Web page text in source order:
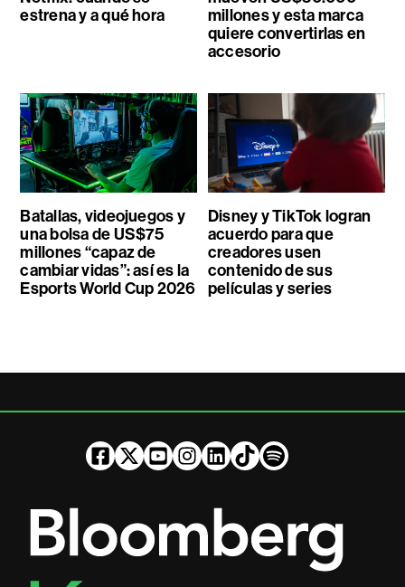
estrena y a qué hora
millones y esta marca
quiere convertirlas en
accesorio
Batallas, videojuegos y
una bolsa de US$75
millones “capaz de
cambiar vidas”: así es la
Esports World Cup 2026
Disney y TikTok logran
acuerdo para que
creadores usen
contenido de sus
películas y series